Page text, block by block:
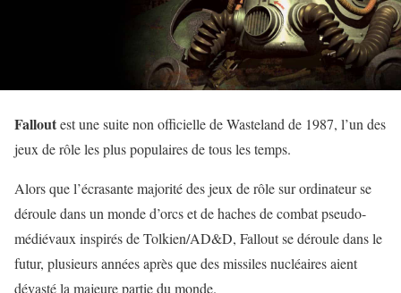
Falloutest une suite non officielle de Wasteland de 1987, l’un des
jeux de rôle les plus populaires de tous les temps.
Alors que l’écrasante majorité des jeux de rôle sur ordinateur se
déroule dans un monde d’orcs et de haches de combat pseudo-
médiévaux inspirés de Tolkien/AD&D, Fallout se déroule dans le
futur, plusieurs années après que des missiles nucléaires aient
dévasté la majeure partie du monde.